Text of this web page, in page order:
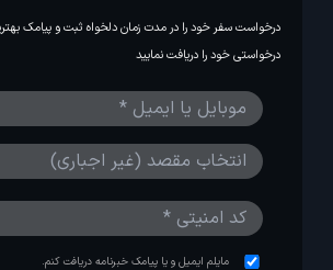
درخواست سفر خود را در مدت زمان دلخواه ثبت و پیامک
درخواستی خود را دریافت نمایید
مایلم ایمیل و یا پیامک خبرنامه دریافت کنم.